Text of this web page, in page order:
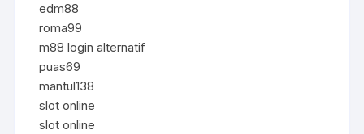
edm88
roma99
m88 login alternatif
puas69
mantul138
slot online
slot online